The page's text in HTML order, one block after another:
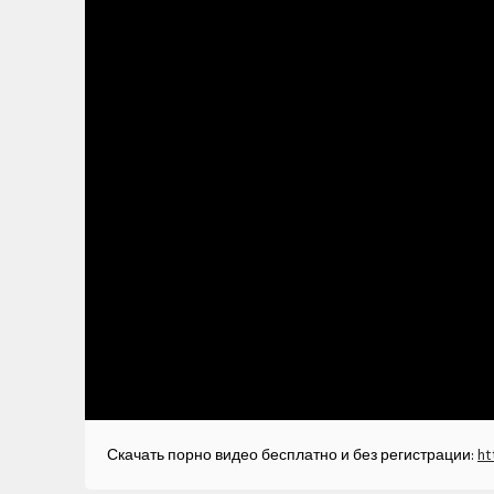
Скачать порно видео бесплатно и без регистрации: